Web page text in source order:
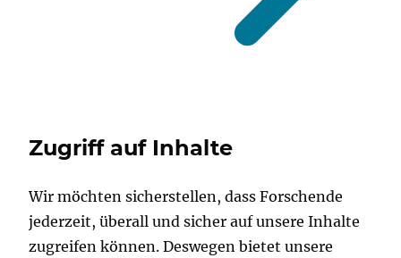
Zugriff auf Inhalte
Wir möchten sicherstellen, dass Forschende
jederzeit, überall und sicher auf unsere Inhalte
zugreifen können. Deswegen bietet unsere